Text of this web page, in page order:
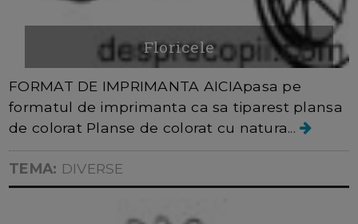
Floricele
FORMAT DE IMPRIMANTA AICIApasa pe
formatul de imprimanta ca sa tiparest plansa
de colorat Planse de colorat cu natura...
TEMA: DIVERSE